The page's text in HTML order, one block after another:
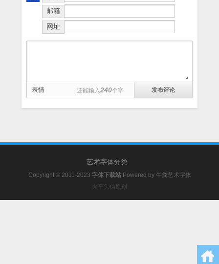
邮箱
网址
表情 还能输入240个字
艺术字体分类
Copyright © 2011-2023 字体下载站 Powered by 牛粪艺术字体
火车头伪原创